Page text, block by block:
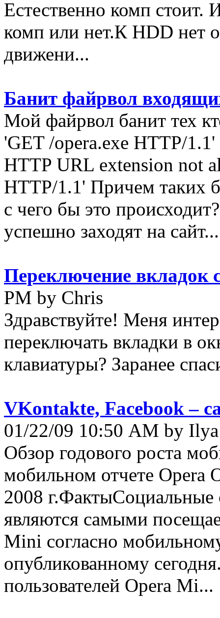
Естественно комп стоит.
комп или нет.К HDD нет
движени...
Банит файрвол
Мой файрвол банит тех
'GET /opera.exe HTTP/
HTTP URL extension not
HTTP/1.1' Причем таких
с чего бы это
успешно заходят на
Переключение вкладок
PM by Chris
Здравствуйте! Меня
переключать вкладки в
клавиатуры? Заранее
VKontakte, Facebook –
01/22/09 10:50 AM by Ilya
Обзор годового роста
мобильном отчете Opera
2008 г.ФактыСоциальные
являются самыми
Mini согласно
опубликованному
пользователей Opera Mi...